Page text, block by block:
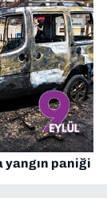
paniği